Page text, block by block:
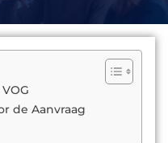
de Aanvraag